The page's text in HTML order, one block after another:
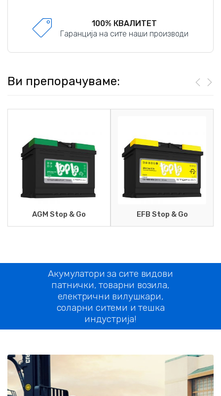
100% КВАЛИТЕТ
Гаранција на сите наши производи
Ви препорачуваме:
AGM Stop & Go EFB Stop & Go
Акумулатори за сите видови
патнички, товарни возила,
електрични вилушкари,
соларни ситеми и тешка
индустрија!